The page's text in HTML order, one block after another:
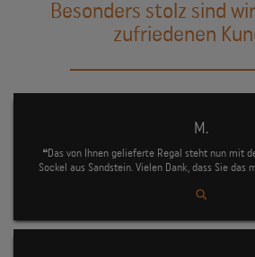
Besonders stolz sind
zufriedenen
M.
❝Das von Ihnen gelieferte Regal steht nun mit
Sockel aus Sandstein. Vielen Dank, dass Sie das